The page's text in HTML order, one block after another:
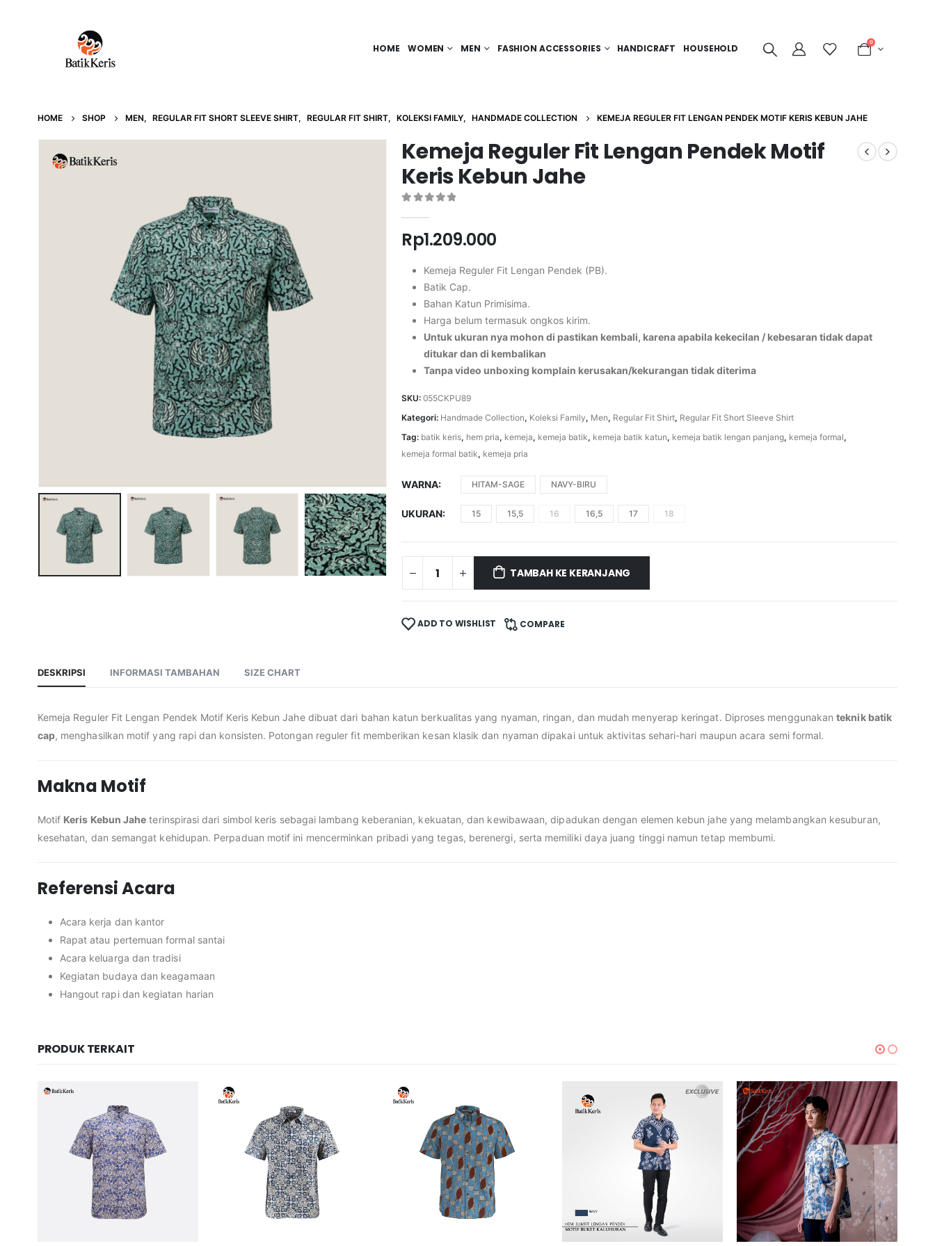
HOME WOMEN MEN FASHION ACCESSORIES HANDICRAFT HOUSEHOLD
0
HOME SHOP MEN, REGULAR FIT SHORT SLEEVE SHIRT, REGULAR FIT SHIRT, KOLEKSI FAMILY, HANDMADE COLLECTION KEMEJA REGULER FIT LENGAN PENDEK MOTIF KERIS KEBUN JAHE
Kemeja Reguler Fit Lengan Pendek Motif
Keris Kebun Jahe
Rp1.209.000
Kemeja Reguler Fit Lengan Pendek (PB).
Batik Cap.
Bahan Katun Primisima.
Harga belum termasuk ongkos kirim.
Untuk ukuran nya mohon di pastikan kembali, karena apabila kekecilan / kebesaran tidak dapat
ditukar dan di kembalikan
Tanpa video unboxing komplain kerusakan/kekurangan tidak diterima
SKU:055CKPU89
Kategori: Handmade Collection, Koleksi Family, Men, Regular Fit Shirt, Regular Fit Short Sleeve Shirt
Tag: batik keris, hem pria, kemeja, kemeja batik, kemeja batik katun, kemeja batik lengan panjang, kemeja formal,
kemeja formal batik, kemeja pria
WARNA HITAM-SAGE NAVY-BIRU
UKURAN 15 15,5 16 16,5 17 18
TAMBAH KE KERANJANG
ADD TO WISHLIST COMPARE
DESKRIPSI INFORMASI TAMBAHAN SIZE CHART
Kemeja Reguler Fit Lengan Pendek Motif Keris Kebun Jahe dibuat dari bahan katun berkualitas yang nyaman, ringan, dan mudah menyerap keringat. Diproses menggunakanteknik batik
cap, menghasilkan motif yang rapi dan konsisten. Potongan reguler fit memberikan kesan klasik dan nyaman dipakai untuk aktivitas sehari-hari maupun acara semi formal.
Makna Motif
Motif Keris Kebun Jahe terinspirasi dari simbol keris sebagai lambang keberanian, kekuatan, dan kewibawaan, dipadukan dengan elemen kebun jahe yang melambangkan kesuburan,
kesehatan, dan semangat kehidupan. Perpaduan motif ini mencerminkan pribadi yang tegas, berenergi, serta memiliki daya juang tinggi namun tetap membumi.
Referensi Acara
Acara kerja dan kantor
Rapat atau pertemuan formal santai
Acara keluarga dan tradisi
Kegiatan budaya dan keagamaan
Hangout rapi dan kegiatan harian
PRODUK TERKAIT